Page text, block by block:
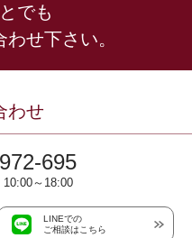
でも
せ下さい。
わせ
695
～18:00
LINEでの
ご相談はこちら